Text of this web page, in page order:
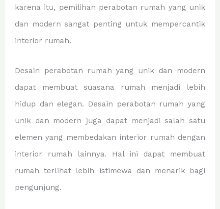
karena itu, pemilihan perabotan rumah yang unik
dan modern sangat penting untuk mempercantik
interior rumah.
Desain perabotan rumah yang unik dan modern
dapat membuat suasana rumah menjadi lebih
hidup dan elegan. Desain perabotan rumah yang
unik dan modern juga dapat menjadi salah satu
elemen yang membedakan interior rumah dengan
interior rumah lainnya. Hal ini dapat membuat
rumah terlihat lebih istimewa dan menarik bagi
pengunjung.